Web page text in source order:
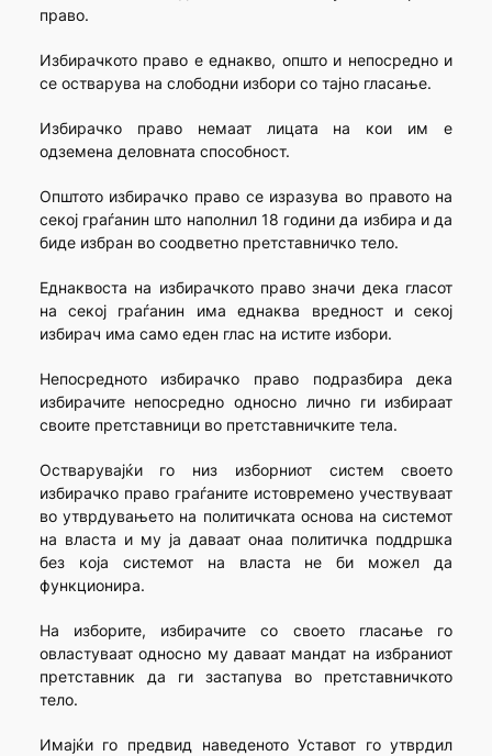
право.
Избирачкото право е еднакво, општо и непосредно и
се остварува на слободни избори со тајно гласање.
Избирачко право немаат лицата на кои им е
одземена деловната способност.
Општото избирачко право се изразува во правото на
секој граѓанин што наполнил 18 години да избира и да
биде избран во соодветно претставничко тело.
Еднаквоста на избирачкото право значи дека гласот
на секој граѓанин има еднаква вредност и секој
избирач има само еден глас на истите избори.
Непосредното избирачко право подразбира дека
избирачите непосредно односно лично ги избираат
своите претставници во претставничките тела.
Остварувајќи го низ изборниот систем своето
избирачко право граѓаните истовремено учествуваат
во утврдувањето на политичката основа на системот
на власта и му ја даваат онаа политичка поддршка
без која системот на власта не би можел да
функционира.
На изборите, избирачите со своето гласање го
овластуваат односно му даваат мандат на избраниот
претставник да ги застапува во претставничкото
тело.
Имајќи го предвид наведеното Уставот го утврдил